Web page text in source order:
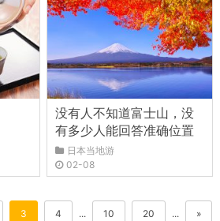
没有人不知道富士山，没
有多少人能回答准确位置
日本当地游
02-08
3 4 ... 10 20 ... »